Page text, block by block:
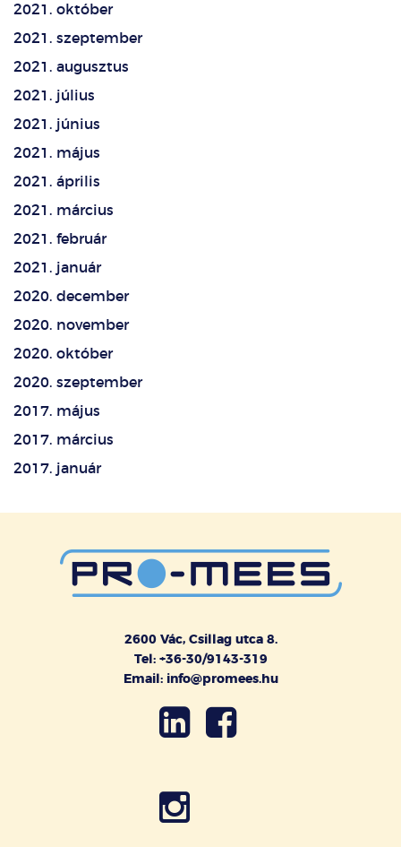
2021. október
2021. szeptember
2021. augusztus
2021. július
2021. június
2021. május
2021. április
2021. március
2021. február
2021. január
2020. december
2020. november
2020. október
2020. szeptember
2017. május
2017. március
2017. január
2600 Vác, Csillag utca 8.
Tel: +36-30/9143-319
Email: info@promees.hu